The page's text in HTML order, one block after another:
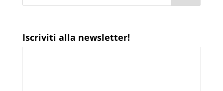
Iscriviti alla newsletter!